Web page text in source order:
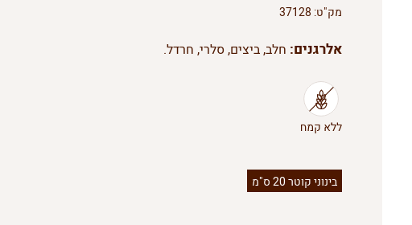
מק"ט: 37128
אלרגנים: חלב, ביצים, סלרי, חרדל.
בינוני קוטר 20 ס"מ